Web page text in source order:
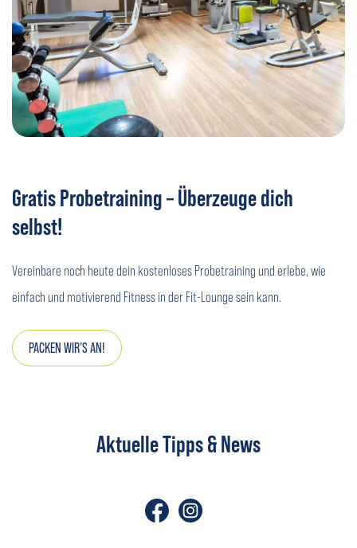
Gratis Probetraining – Überzeuge dich
selbst!
Vereinbare noch heute dein kostenloses Probetraining und erlebe, wie
einfach und motivierend Fitness in der Fit-Lounge sein kann.
PACKEN WIR’S AN!
Aktuelle Tipps & News